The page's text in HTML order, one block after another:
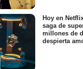
Hoy en
saga de
millones de
despierta